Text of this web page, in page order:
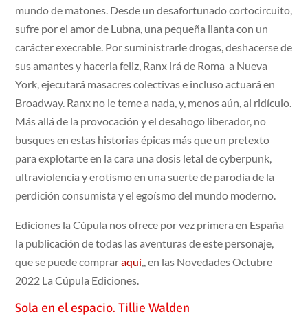
mundo de matones. Desde un desafortunado cortocircuito,
sufre por el amor de Lubna, una pequeña lianta con un
carácter execrable. Por suministrarle drogas, deshacerse de
sus amantes y hacerla feliz, Ranx irá de Roma a Nueva
York, ejecutará masacres colectivas e incluso actuará en
Broadway. Ranx no le teme a nada, y, menos aún, al ridículo.
Más allá de la provocación y el desahogo liberador, no
busques en estas historias épicas más que un pretexto
para explotarte en la cara una dosis letal de cyberpunk,
ultraviolencia y erotismo en una suerte de parodia de la
perdición consumista y el egoísmo del mundo moderno.
Ediciones la Cúpula nos ofrece por vez primera en España
la publicación de todas las aventuras de este personaje,
que se puede compraraquí ,, en las Novedades Octubre
2022 La Cúpula Ediciones.
Sola en el espacio. Tillie Walden